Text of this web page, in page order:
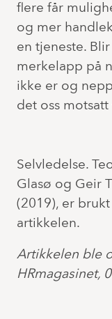
flere får
og mer
en tjeneste.
merkelapp på
ikke er og
det oss motsatt
Selvledelse.
Glasø og Geir
(2019), er
artikkelen.
Artikkelen ble
HRmagasinet,